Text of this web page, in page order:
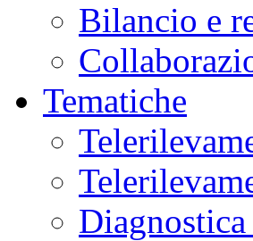
Bilancio e
Tematiche